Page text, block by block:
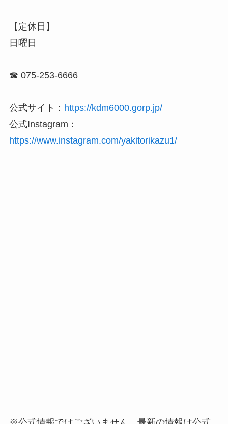
【定休日】
日曜日
☎ 075-253-6666
公式サイト： https://kdm6000.gorp.jp/
公式Instagram：
https://www.instagram.com/yakitorikazu1/